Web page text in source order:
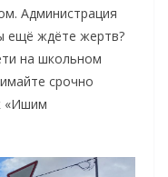
Администрация
ещё ждёте жертв?
на школьном
срочно
«Ишим